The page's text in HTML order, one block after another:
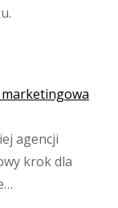
agencji
krok dla